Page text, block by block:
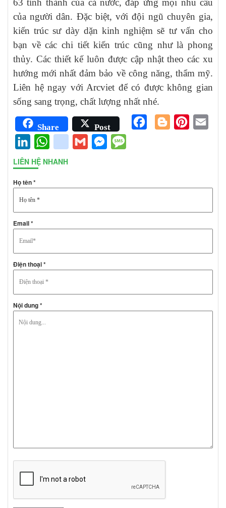
của người dân. Đặc biệt, với đội ngũ chuyên gia,
kiến trúc sư dày dặn kinh nghiệm sẽ tư vấn cho
bạn về các chi tiết kiến trúc cũng như là phong
thủy. Các thiết kế luôn được cập nhật theo các xu
hướng mới nhất đảm bảo về công năng, thẩm mỹ.
Liên hệ ngay với Arcviet để có được không gian
sống sang trọng, chất lượng nhất nhé.
Share Post
FacebookBloggerPinterest
LinkedInWhatsAppgoogle_bookmarks
Gmail Messenger
LIÊN HỆ NHANH
Họ tên *
Email *
Điện thoại *
Nội dung *